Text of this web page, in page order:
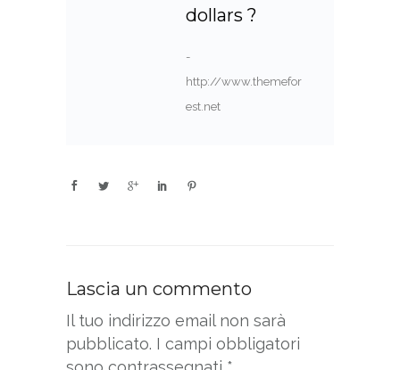
dollars ?
-
http://www.themefor
est.net
Lascia un commento
Il tuo indirizzo email non sarà
pubblicato. I campi obbligatori